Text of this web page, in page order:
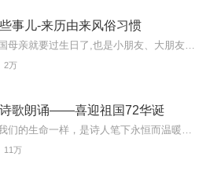
事儿-来历由来风俗习惯
2万
歌朗诵——喜迎祖国72华诞
11万